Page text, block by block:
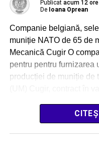
Publicat acum 12 ore
De Ioana Oprean
Companie belgiană,
muniție NATO de 65 de
Mecanică Cugir O
pentru pentru furnizarea
producției de muniție de